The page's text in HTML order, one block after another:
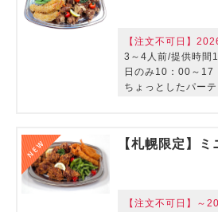
【注文不可日】
3～4人前/提供時間
日のみ10：00～17
ちょっとしたパー
【注文不可日】～